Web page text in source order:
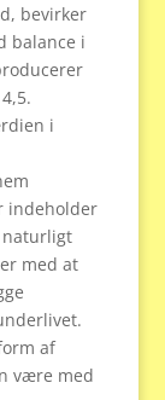
bevirker
balance i
i
indeholder
naturligt
med at
af
være med